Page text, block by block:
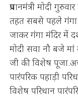
प्रधानमंत्री मोदी
तहत सबसे पहले गंगा
जाकर गंगा मंदिर में
मोदी सवा नौ बजे मां
जी की विशेष
पारंपरिक पहाड़ी
विशेष परिधान